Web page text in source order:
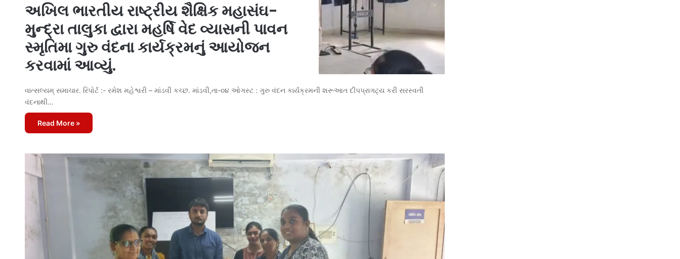
અખિલ ભારતીય રાષ્ટ્રીય શૈક્ષિક મહાસંઘ-
મુન્દ્રા તાલુકા દ્વારા મહર્ષિ વેદ વ્યાસની પાવન
સ્મૃતિમા ગુરુ વંદના કાર્યક્રમનું આયોજન
કરવામાં આવ્યું.
વાત્સલ્યમ્ સમાચાર. રિપોર્ટ :- રમેશ મહેશ્વરી – માંડવી કચ્છ. માંડવી,તા-૦૪ ઓગસ્ટ : ગુરુ વંદન કાર્યક્રમની શરૂઆત દીપપ્રાગટ્ય કરી સરસ્વતી
વંદનાથી…
Read More »